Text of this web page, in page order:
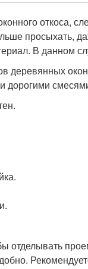
откоса,
просыхать,
В данном
деревянных
дорогими
отделывать